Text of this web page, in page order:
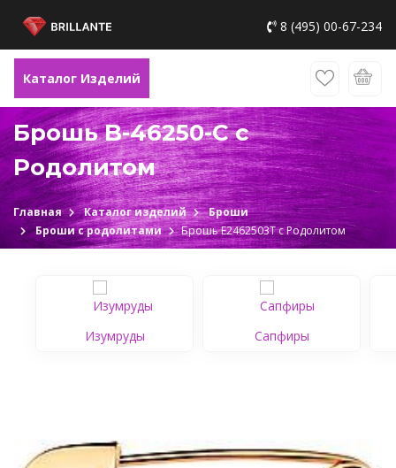
8 (495) 00-67-234
Каталог Изделий
Брошь B-46250-C с
Родолитом
Главная Каталог изделий
Броши
Броши с родолитами
Брошь Е2462503Т с Родолитом
Изумруды Сапфиры